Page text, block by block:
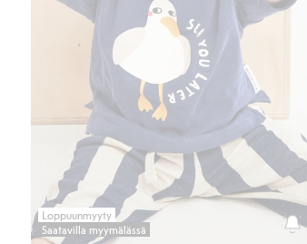
Loppuunmyyty
Saatavilla myymälässä